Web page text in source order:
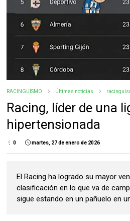
RACINGUISMO Últimas noticias
Racing, líder de una
hipertensionada
0 martes, 27 de enero de 2026
El Racing ha logrado su mayor
clasificación en lo que va de
sigue estando en un pañuelo en